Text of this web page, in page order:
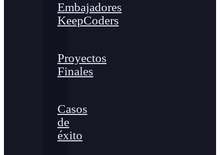
Embajadores
KeepCoders
Proyectos
Finales
Casos
de
éxito